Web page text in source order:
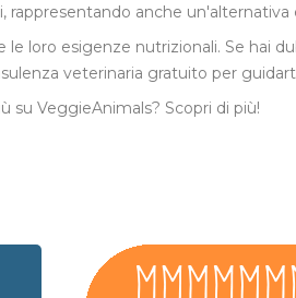
anche
loro esigenze nutrizionali. Se hai
veterinaria gratuito per
su VeggieAnimals? Scopri di più!